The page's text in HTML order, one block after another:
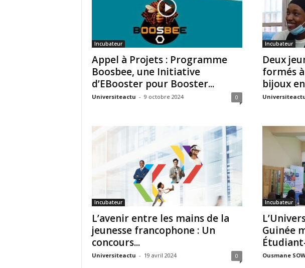
Incubateur
Appel à Projets : Programme
Boosbee, une Initiative
d’EBooster pour Booster...
Universiteactu - 9 octobre 2024 0
Incubateur
Deux
formés
bijoux
Incubateur
L’avenir entre les mains de la
jeunesse francophone : Un
concours...
Universiteactu - 19 avril 2024 0
Incubateur
Guinée
Ousmane